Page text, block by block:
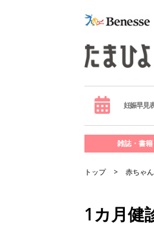
妊娠早見
雑誌・書籍
トップ 赤ちゃ
1カ月健